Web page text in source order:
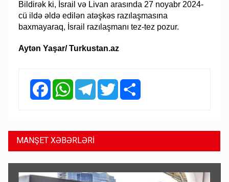
Bildirək ki, İsrail və Livan arasında 27 noyabr 2024-
cü ildə əldə edilən atəşkəs razılaşmasına
baxmayaraq, İsrail razılaşmanı tez-tez pozur.
Aytən Yaşar/ Turkustan.az
FacebookWhatsAppTelegramTwitter
MANŞET XƏBƏRLƏRİ